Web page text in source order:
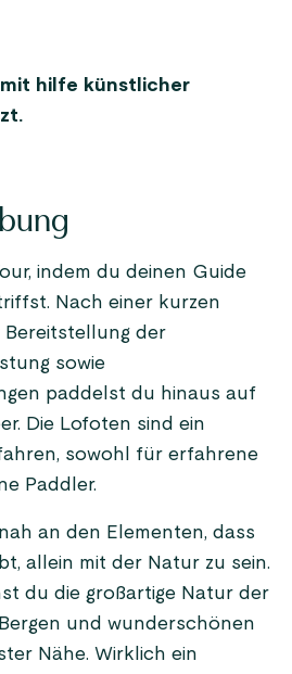
hilfe künstlicher
indem du deinen Guide
Nach einer kurzen
der
sowie
paddelst du hinaus auf
Die Lofoten sind ein
sowohl für erfahrene
Paddler.
an den Elementen, dass
allein mit der Natur zu sein.
du die großartige Natur der
und wunderschönen
Nähe. Wirklich ein